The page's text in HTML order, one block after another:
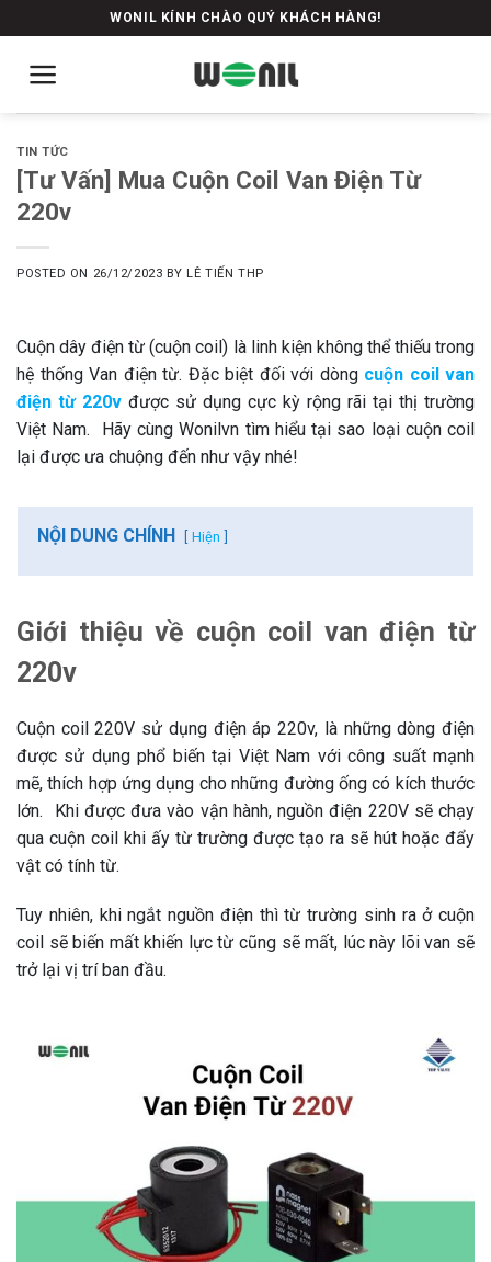
to
content
WONIL KÍNH CHÀO QUÝ KHÁCH HÀNG!
TIN TỨC
[Tư Vấn] Mua Cuộn Coil Van Điện Từ
220v
POSTED ON 26/12/2023 BY LÊ TIẾN THP
Cuộn dây điện từ (cuộn coil) là linh kiện không thể thiếu trong
hệ thống Van điện từ. Đặc biệt đối với dòng cuộn coil van
điện từ 220v được sử dụng cực kỳ rộng rãi tại thị trường
Việt Nam. Hãy cùng Wonilvn tìm hiểu tại sao loại cuộn coil
lại được ưa chuộng đến như vậy nhé!
NỘI DUNG CHÍNH Hiện
Giới thiệu về cuộn coil van điện từ
220v
Cuộn coil 220V sử dụng điện áp 220v, là những dòng điện
được sử dụng phổ biến tại Việt Nam với công suất mạnh
mẽ, thích hợp ứng dụng cho những đường ống có kích thước
lớn. Khi được đưa vào vận hành, nguồn điện 220V sẽ chạy
qua cuộn coil khi ấy từ trường được tạo ra sẽ hút hoặc đẩy
vật có tính từ.
Tuy nhiên, khi ngắt nguồn điện thì từ trường sinh ra ở cuộn
coil sẽ biến mất khiến lực từ cũng sẽ mất, lúc này lõi van sẽ
trở lại vị trí ban đầu.